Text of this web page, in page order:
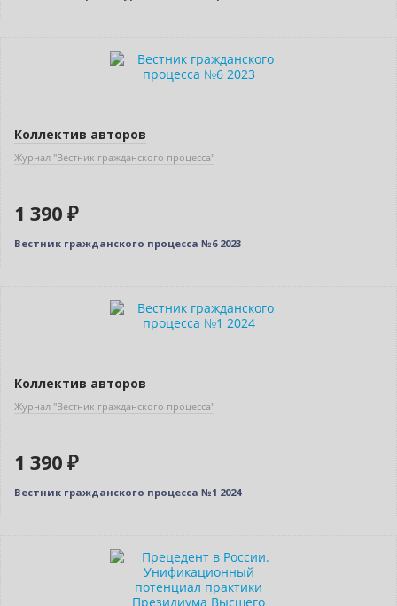
Коллектив авторов
Журнал "Вестник гражданского процесса"
1 390 ₽
Вестник гражданского процесса №6 2023
Коллектив авторов
Журнал "Вестник гражданского процесса"
1 390 ₽
Вестник гражданского процесса №1 2024